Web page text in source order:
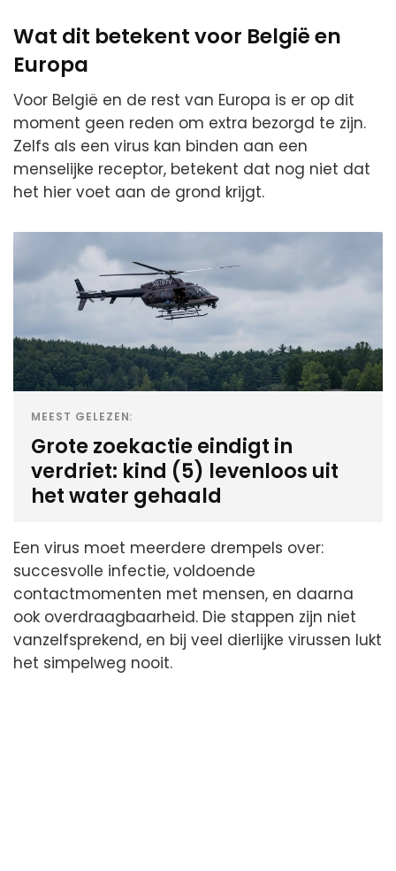
Wat dit betekent voor België en
Europa
Voor België en de rest van Europa is er op dit
moment geen reden om extra bezorgd te zijn.
Zelfs als een virus kan binden aan een
menselijke receptor, betekent dat nog niet dat
het hier voet aan de grond krijgt.
MEEST GELEZEN:
Grote zoekactie eindigt in
verdriet: kind (5) levenloos uit
het water gehaald
Een virus moet meerdere drempels over:
succesvolle infectie, voldoende
contactmomenten met mensen, en daarna
ook overdraagbaarheid. Die stappen zijn niet
vanzelfsprekend, en bij veel dierlijke virussen lukt
het simpelweg nooit.